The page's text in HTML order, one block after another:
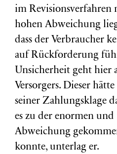
im Revisionsverfahren
hohen Abweichung
dass der Verbraucher
auf Rückforderung
Unsicherheit geht hier
Versorgers. Dieser
seiner Zahlungsklage
es zu der enormen
Abweichung
konnte, unterlag er.